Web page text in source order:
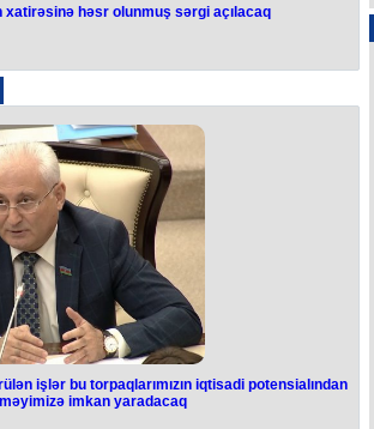
xatirəsinə həsr olunmuş sərgi açılacaq
işlər bu torpaqlarımızın iqtisadi potensialından
imkan yaradacaq